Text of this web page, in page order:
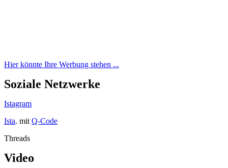
Hier könnte Ihre Werbung stehen ...
Soziale Netzwerke
Istagram
Ista. mit Q-Code
Threads
Video